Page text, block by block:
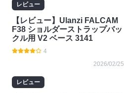
レビュー
【レビュー】Ulanzi FALCAM
F38 ショルダーストラップバッ
クル用 V2 ベース 3141
4
2026/02/25
レビュー